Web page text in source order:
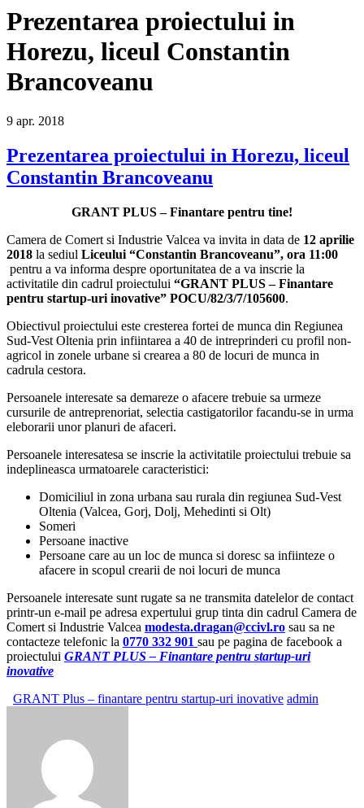
Prezentarea proiectului in
Horezu, liceul Constantin
Brancoveanu
9 apr. 2018
Prezentarea proiectului in Horezu, liceul
Constantin Brancoveanu
GRANT PLUS – Finantare pentru tine!
Camera de Comert si Industrie Valcea va invita in data de 12 aprilie
2018 la sediul Liceului “Constantin Brancoveanu”, ora 11:00
pentru a va informa despre oportunitatea de a va inscrie la
activitatile din cadrul proiectului “GRANT PLUS – Finantare
pentru startup-uri inovative” POCU/82/3/7/105600.
Obiectivul proiectului este cresterea fortei de munca din Regiunea
Sud-Vest Oltenia prin infiintarea a 40 de intreprinderi cu profil non-
agricol in zonele urbane si crearea a 80 de locuri de munca in
cadrula cestora.
Persoanele interesate sa demareze o afacere trebuie sa urmeze
cursurile de antreprenoriat, selectia castigatorilor facandu-se in urma
eleborarii unor planuri de afaceri.
Persoanele interesatesa se inscrie la activitatile proiectului trebuie sa
indeplineasca urmatoarele caracteristici:
Domiciliul in zona urbana sau rurala din regiunea Sud-Vest
Oltenia (Valcea, Gorj, Dolj, Mehedinti si Olt)
Someri
Persoane inactive
Persoane care au un loc de munca si doresc sa infiinteze o
afacere in scopul crearii de noi locuri de munca
Persoanele interesate sunt rugate sa ne transmita datelelor de contact
printr-un e-mail pe adresa expertului grup tinta din cadrul Camera de
Comert si Industrie Valcea modesta.dragan@ccivl.ro sau sa ne
contacteze telefonic la 0770 332 901 sau pe pagina de facebook a
proiectului GRANT PLUS – Finantare pentru startup-uri
inovative
GRANT Plus – finantare pentru startup-uri inovative admin